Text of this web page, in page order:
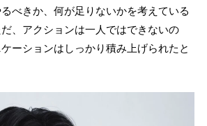
べきか、何が足りないかを考えている
、アクションは一人ではできないの
ーションはしっかり積み上げられたと